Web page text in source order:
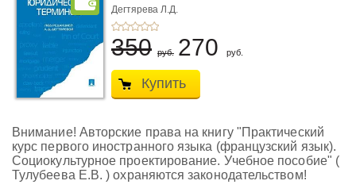
Дегтярева Л.Д.
350 руб. 270 руб.
Купить
Внимание! Авторские права на книгу "Практический
курс первого иностранного языка (французский язык).
Социокультурное проектирование. Учебное пособие" (
Тулубеева Е.В. ) охраняются законодательством!